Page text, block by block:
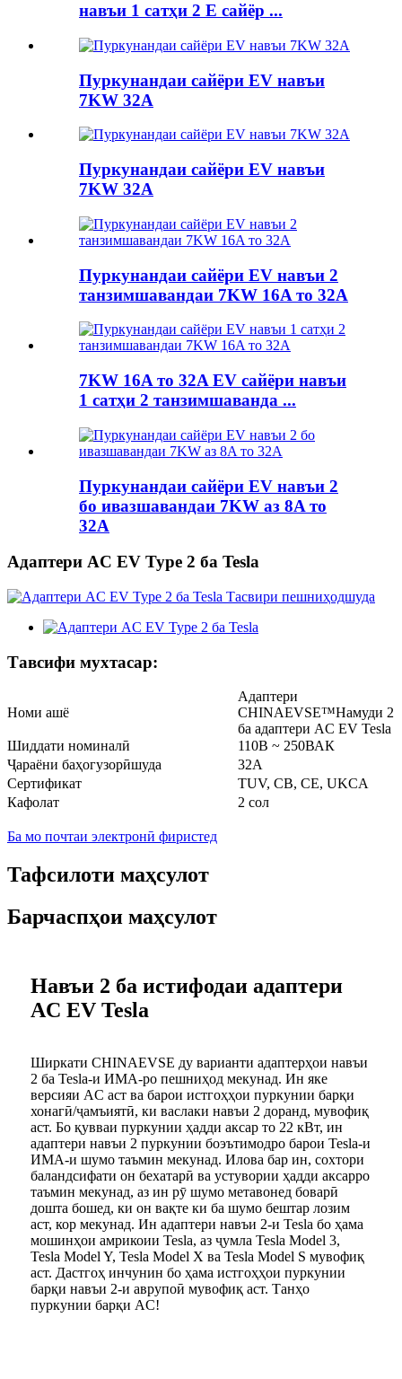
навъи 1 сатҳи 2 E сайёр ...
Пуркунандаи сайёри EV навъи
7KW 32A
Пуркунандаи сайёри EV навъи
7KW 32A
Пуркунандаи сайёри EV навъи 2
танзимшавандаи 7KW 16A то 32A
7KW 16A то 32A EV сайёри навъи
1 сатҳи 2 танзимшаванда ...
Пуркунандаи сайёри EV навъи 2
бо ивазшавандаи 7KW аз 8A то
32A
Адаптери AC EV Type 2 ба Tesla
Тавсифи мухтасар:
Номи ашё
Адаптери
CHINAEVSE™️Намуди 2
ба адаптери AC EV Tesla
Шиддати номиналӣ
110В ~ 250ВАК
Ҷараёни баҳогузорӣшуда
32A
Сертификат
TUV, CB, CE, UKCA
Кафолат
2 сол
Ба мо почтаи электронӣ фиристед
Тафсилоти маҳсулот
Барчаспҳои маҳсулот
Навъи 2 ба истифодаи адаптери
AC EV Tesla
Ширкати CHINAEVSE ду варианти адаптерҳои навъи
2 ба Tesla-и ИМА-ро пешниҳод мекунад. Ин яке
версияи AC аст ва барои истгоҳҳои пуркунии барқи
хонагӣ/ҷамъиятӣ, ки васлаки навъи 2 доранд, мувофиқ
аст. Бо қувваи пуркунии ҳадди аксар то 22 кВт, ин
адаптери навъи 2 пуркунии боэътимодро барои Tesla-и
ИМА-и шумо таъмин мекунад. Илова бар ин, сохтори
баландсифати он бехатарӣ ва устувории ҳадди аксарро
таъмин мекунад, аз ин рӯ шумо метавонед боварӣ
дошта бошед, ки он вақте ки ба шумо бештар лозим
аст, кор мекунад. Ин адаптери навъи 2-и Tesla бо ҳама
мошинҳои амрикоии Tesla, аз ҷумла Tesla Model 3,
Tesla Model Y, Tesla Model X ва Tesla Model S мувофиқ
аст. Дастгоҳ инчунин бо ҳама истгоҳҳои пуркунии
барқи навъи 2-и аврупоӣ мувофиқ аст. Танҳо
пуркунии барқи AC!